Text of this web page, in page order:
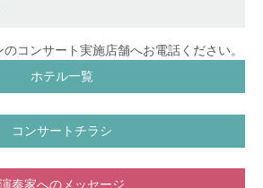
コンサート実施店舗へお電話ください。
ホテル一覧
コンサートチラシ
演奏家へのメッセージ